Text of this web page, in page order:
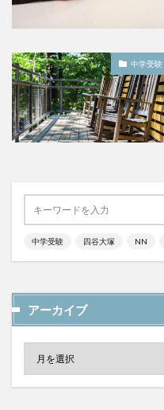
中学受験
中学受験 四谷大塚 NN
アーカイブ